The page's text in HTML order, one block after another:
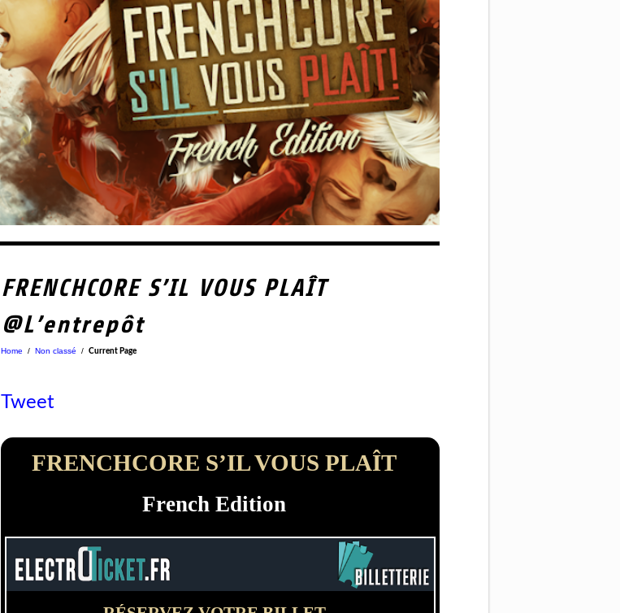
FRENCHCORE S’IL VOUS PLAÎT
@L’entrepôt
Home / Non classé / Current Page
Tweet
FRENCHCORE S’IL VOUS PLAÎT
French Edition